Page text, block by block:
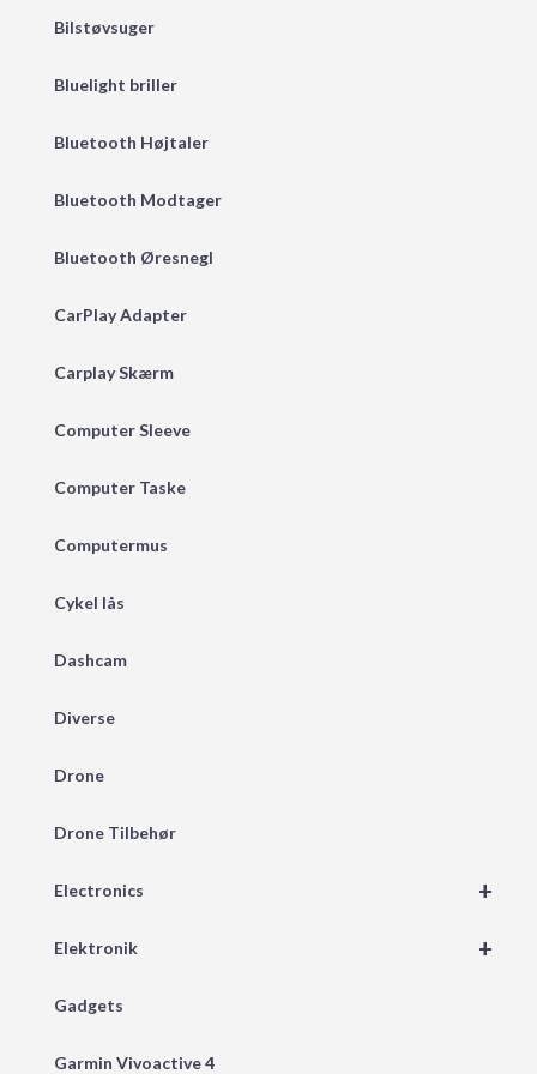
Bilstøvsuger
Bluelight briller
Bluetooth Højtaler
Bluetooth Modtager
Bluetooth Øresnegl
CarPlay Adapter
Carplay Skærm
Computer Sleeve
Computer Taske
Computermus
Cykel lås
Dashcam
Diverse
Drone
Drone Tilbehør
+
Electronics
+
Elektronik
Gadgets
Garmin Vivoactive 4